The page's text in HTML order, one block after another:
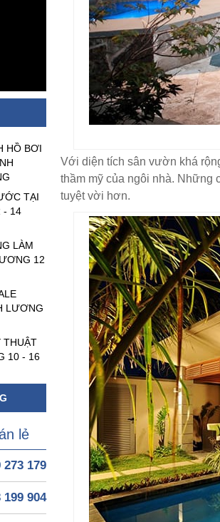
HỒ BƠI
TẠI
- 14
LÀM
12
LƯƠNG
THUẬT
10 - 16
lẻ
273 179
199 904
Với diện tích sân vườn khá
thầm mỹ của ngôi nhà. Những
tuyệt vời hơn.